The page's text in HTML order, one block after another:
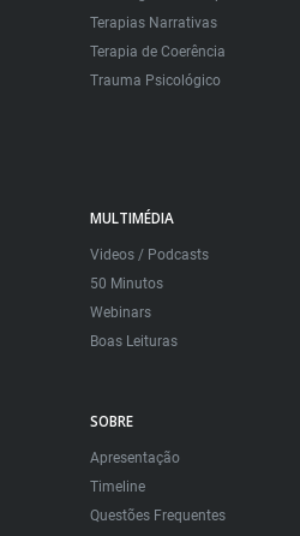
Terapias Narrativas
Terapia de Coerência
Trauma Psicológico
MULTIMÉDIA
Videos / Podcasts
50 Minutos
Webinars
Boas Leituras
SOBRE
Apresentação
Timeline
Questões Frequentes